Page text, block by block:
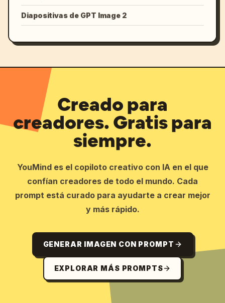
Diapositivas de GPT Image 2
Creado para
creadores. Gratis para
siempre.
YouMind es el copiloto creativo con IA en el que
confían creadores de todo el mundo. Cada
prompt está curado para ayudarte a crear mejor
y más rápido.
GENERAR IMAGEN CON PROMPT
EXPLORAR MÁS PROMPTS